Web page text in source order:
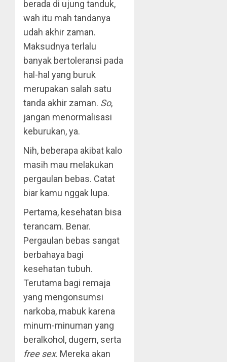
berada di ujung tanduk,
wah itu mah tandanya
udah akhir zaman.
Maksudnya terlalu
banyak bertoleransi pada
hal-hal yang buruk
merupakan salah satu
tanda akhir zaman. So,
jangan menormalisasi
keburukan, ya.
Nih, beberapa akibat kalo
masih mau melakukan
pergaulan bebas. Catat
biar kamu nggak lupa.
Pertama, kesehatan bisa
terancam. Benar.
Pergaulan bebas sangat
berbahaya bagi
kesehatan tubuh.
Terutama bagi remaja
yang mengonsumsi
narkoba, mabuk karena
minum-minuman yang
beralkohol, dugem, serta
free sex. Mereka akan